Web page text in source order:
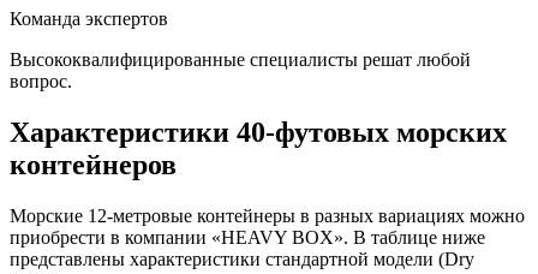
Команда экспертов
Высококвалифицированные специалисты решат любой
вопрос.
Характеристики 40-футовых морских
контейнеров
Морские 12-метровые контейнеры в разных вариациях можно
приобрести в компании «HEAVY BOX». В таблице ниже
представлены характеристики стандартной модели (Dry